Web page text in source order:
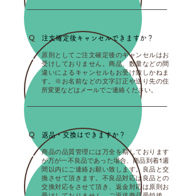
Q 注文確定後キャンセルできますか？
A
原則としてご注文確定後のキャンセルはお
受けしておりません。商品、数量などの間
違いによるキャンセルもお受け致しかねま
す。​※お名前などの文字訂正や送り先の住
所変更などはメールでご連絡ください。
Q 返品・交換はできますか？
A
商品の品質管理には万全を期しております
が万が一不良品であった場合、商品到着1週
間以内にご連絡お願い致します。良品と交
換させて頂きます。不良品対応は良品との
交換対応をさせて頂き、返金対応は原則お